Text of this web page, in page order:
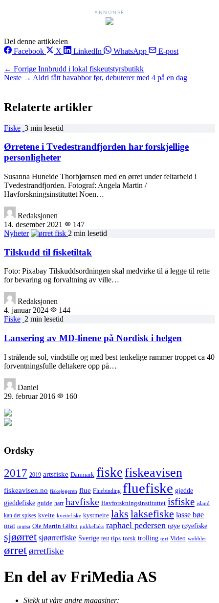
ANNONSE
Del denne artikkelen
Facebook
X LinkedIn WhatsApp E-post
← Forrige Innbrudd i lokal fiskeutstyrsbutikk
Neste → Aldri fått havabbor før, debuterer med 4 på en dag
Relaterte artikler
Fiske 3 min lesetid
Ørretene i Tvedestrandfjorden har forskjellige
personligheter
Susanna Huneide Thorbjørnsen med en ørret under feltarbeid i
Tvedestrandfjorden. Fotograf: Angela Martin /
Havforskningsinstituttet Noen…
Redaksjonen
14. desember 2021
147
Nyheter
2 min lesetid
Tilskudd til fisketiltak
Foto: Pixabay Tilskuddsordningen skal medvirke til å legge til rette
for bevaring og forvaltning av ville…
Redaksjonen
4. januar 2024
144
Fiske 2 min lesetid
Lansering av MD-linene på Nordisk i helgen
I strålende sol, vindstille og med best tenkelige rammer troppet ca 40
forventningsfulle deltakere opp på…
Daniel
29. februar 2016
160
Ordsky
2017 2019 artsfiske Danmark fiskefiskeavisen
fiskeavisen.no fiskejegeren flue Fluebinding fluefiske gjedde
gjeddefiske guide harr havfiske Havforskningsinstituttet isfiske island
kan det spises kveite kveitefiske kystmeite laks laksefiske lasse bøe
mat mjøsa Ole Martin Gilbu pukkellaks raphael pedersen røye røyefiske
sjøørret sjøørretfiske Sverige test tips torsk trolling tørt Video wobbler
ørretørretfiske
En del av FriMedia AS
Sjekk ut våre andre magasiner: